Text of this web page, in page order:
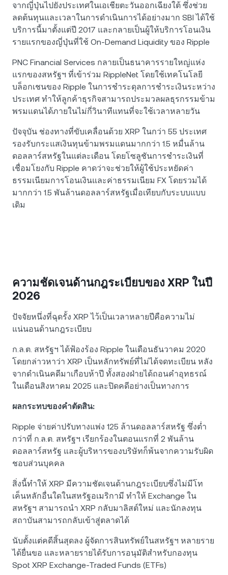
จากญี่ปุ่นไปยังประเทศในเอเชียตะวันออกเฉียงใต้ ซึ่งช่วย
ลดต้นทุนและเวลาในการดำเนินการได้อย่างมาก SBI ได้ใช้
บริการนี้มาตั้งแต่ปี 2017 และกลายเป็นผู้ให้บริการโอนเงิน
รายแรกของญี่ปุ่นที่ใช้ On-Demand Liquidity ของ Ripple
PNC Financial Services กลายเป็นธนาคารรายใหญ่แห่ง
แรกของสหรัฐฯ ที่เข้าร่วม RippleNet โดยใช้เทคโนโลยี
บล็อกเชนของ Ripple ในการชำระดุลการชำระเงินระหว่าง
ประเทศ ทำให้ลูกค้าธุรกิจสามารถประมวลผลธุรกรรมข้าม
พรมแดนได้ภายในไม่กี่วินาทีแทนที่จะใช้เวลาหลายวัน
ปัจจุบัน ช่องทางที่ขับเคลื่อนด้วย XRP ในกว่า 55 ประเทศ
รองรับกระแสเงินทุนข้ามพรมแดนมากกว่า 1.5 หมื่นล้าน
ดอลลาร์สหรัฐในแต่ละเดือน โดยโซลูชันการชำระเงินที่
เชื่อมโยงกับ Ripple คาดว่าจะช่วยให้ผู้ใช้ประหยัดค่า
ธรรมเนียมการโอนเงินและค่าธรรมเนียม FX โดยรวมได้
มากกว่า 1.5 พันล้านดอลลาร์สหรัฐเมื่อเทียบกับระบบแบบ
เดิม
ความชัดเจนด้านกฎระเบียบของ XRP ในปี
2026
ปัจจัยหนึ่งที่ฉุดรั้ง XRP ไว้เป็นเวลาหลายปีคือความไม่
แน่นอนด้านกฎระเบียบ
ก.ล.ต. สหรัฐฯ ได้ฟ้องร้อง Ripple ในเดือนธันวาคม 2020
โดยกล่าวหาว่า XRP เป็นหลักทรัพย์ที่ไม่ได้จดทะเบียน หลัง
จากดำเนินคดีมาเกือบห้าปี ทั้งสองฝ่ายได้ถอนคำอุทธรณ์
ในเดือนสิงหาคม 2025 และปิดคดีอย่างเป็นทางการ
ผลกระทบของคำตัดสิน:
Ripple จ่ายค่าปรับทางแพ่ง 125 ล้านดอลลาร์สหรัฐ ซึ่งต่ำ
กว่าที่ ก.ล.ต. สหรัฐฯ เรียกร้องในตอนแรกที่ 2 พันล้าน
ดอลลาร์สหรัฐ และผู้บริหารของบริษัทก็พ้นจากความรับผิด
ชอบส่วนบุคคล
สิ่งนี้ทำให้ XRP มีความชัดเจนด้านกฎระเบียบซึ่งไม่มีโท
เค็นหลักอื่นใดในสหรัฐอเมริกามี ทำให้ Exchange ใน
สหรัฐฯ สามารถนำ XRP กลับมาลิสต์ใหม่ และนักลงทุน
สถาบันสามารถกลับเข้าสู่ตลาดได้
นับตั้งแต่คดีสิ้นสุดลง ผู้จัดการสินทรัพย์ในสหรัฐฯ หลายราย
ได้ยื่นขอ และหลายรายได้รับการอนุมัติสำหรับกองทุน
Spot XRP Exchange-Traded Funds (ETFs)